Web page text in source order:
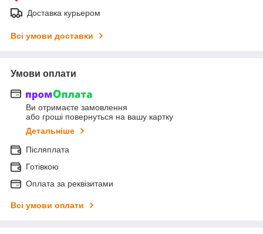
Доставка курьером
Всі умови доставки
Умови оплати
Ви отримаєте замовлення
або гроші повернуться на вашу картку
Детальніше
Післяплата
Готівкою
Оплата за реквізитами
Всі умови оплати